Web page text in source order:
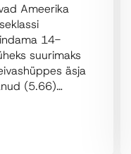
Ameerika
14-
suurimaks
äsja
(5.66)…